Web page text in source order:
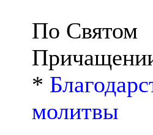
По Святом
*
молитвы